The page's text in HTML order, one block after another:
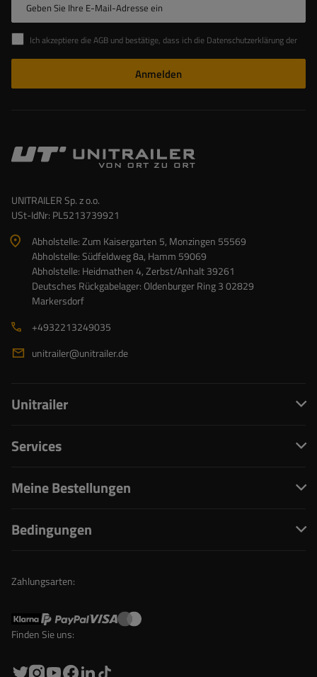
Geben Sie Ihre E-Mail-Adresse ein
Ich akzeptiere die AGB und bestätige, dass ich die Datenschutzerklärung der Website zur Kenntnis genommen habe
Anmelden
UNITRAILER Sp. z o.o.
USt-IdNr: PL5213739921
Abholstelle: Zum Kaisergarten 5, Monzingen 55569
Abholstelle: Südfeldweg 8a, Hamm 59069
Abholstelle: Heidmathen 4, Zerbst/Anhalt 39261
Deutsches Rückgabelager: Oldenburger Ring 3 02829
Markersdorf
+4932213249035
unitrailer@unitrailer.de
Unitrailer
Services
Meine Bestellungen
Bedingungen
Zahlungsarten:
Finden Sie uns: